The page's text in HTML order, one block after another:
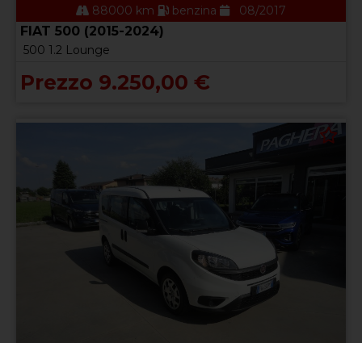
88000 km benzina 08/2017
FIAT 500 (2015-2024)
500 1.2 Lounge
Prezzo 9.250,00 €